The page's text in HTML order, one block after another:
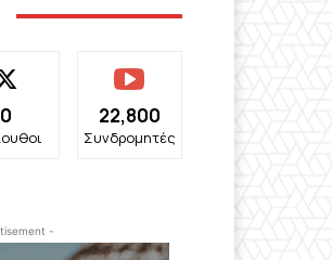
0 22,800
Συνδρομητές
-